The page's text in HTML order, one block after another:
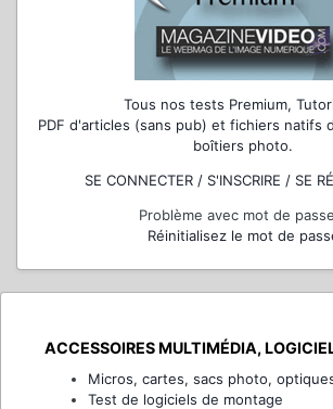
Tous nos tests Premium,
PDF d'articles (sans pub) et fichiers natifs
boîtiers photo.
SE CONNECTER / S'INSCRIRE / SE
Problème avec mot de
Réinitialisez le mot de
ACCESSOIRES MULTIMÉDIA,
Micros, cartes, sacs photo,
Test de logiciels de montage